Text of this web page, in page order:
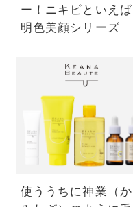
ー！ニキビといえば
明色美顔シリーズ
使ううちに神業（か